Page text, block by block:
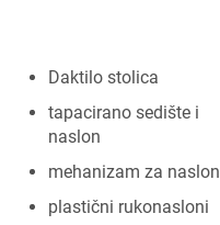
Daktilo stolica
tapacirano sedište i
naslon
mehanizam za naslon
plastični rukonasloni